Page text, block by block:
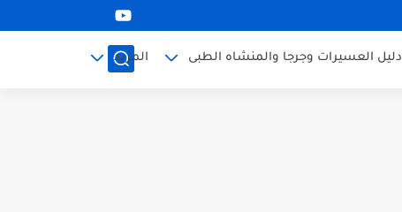
دليل العسيرات وجرجا والمنشاه الطبى المزيد